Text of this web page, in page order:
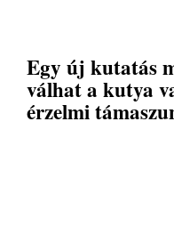
Egy új kutatás
válhat a kutya
érzelmi